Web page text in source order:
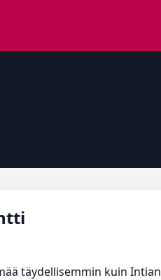
täydellisemmin kuin Intian